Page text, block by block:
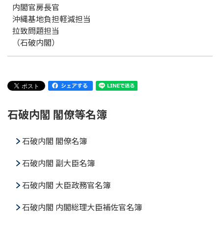
内閣官房長官
沖縄基地負担軽減担当
拉致問題担当
（石破内閣）
石破内閣 閣僚等名簿
石破内閣 閣僚名簿
石破内閣 副大臣名簿
石破内閣 大臣政務官名簿
石破内閣 内閣総理大臣補佐官名簿